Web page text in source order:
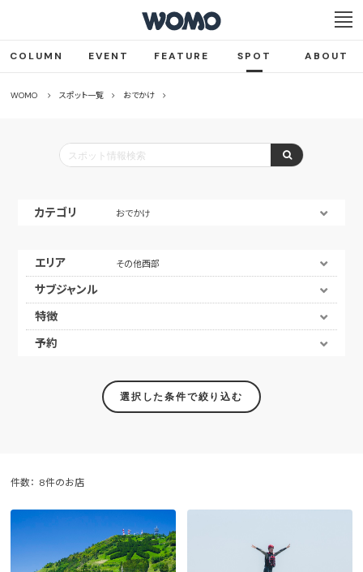
COLUMN EVENT FEATURE SPOT ABOUT
WOMO スポット一覧 おでかけ
カテゴリ おでかけ
エリア その他西部
サブジャンル
特徴
予約
選択した条件で絞り込む
件数： 8件のお店